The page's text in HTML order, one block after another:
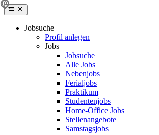
Jobsuche
Profil anlegen
Jobs
Jobsuche
Alle Jobs
Nebenjobs
Ferialjobs
Praktikum
Studentenjobs
Home-Office Jobs
Stellenangebote
Samstagsjobs